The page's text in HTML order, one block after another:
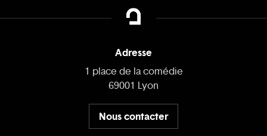
Adresse
1 place de la comédie
69001 Lyon
Nous contacter